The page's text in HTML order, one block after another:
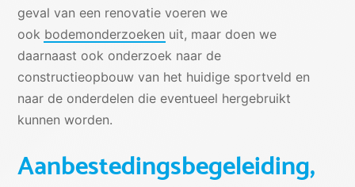
geval van een renovatie voeren we
ook bodemonderzoeken uit, maar doen we
daarnaast ook onderzoek naar de
constructieopbouw van het huidige sportveld en
naar de onderdelen die eventueel hergebruikt
kunnen worden.
Aanbestedingsbegeleiding,